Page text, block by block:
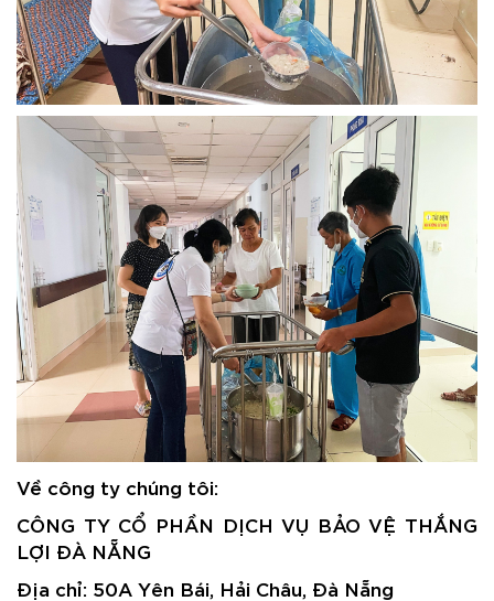
Về công ty chúng tôi:
CÔNG TY CỔ PHẦN DỊCH VỤ BẢO VỆ THẮNG
LỢI ĐÀ NẴNG
Địa chỉ: 50A Yên Bái, Hải Châu, Đà Nẵng